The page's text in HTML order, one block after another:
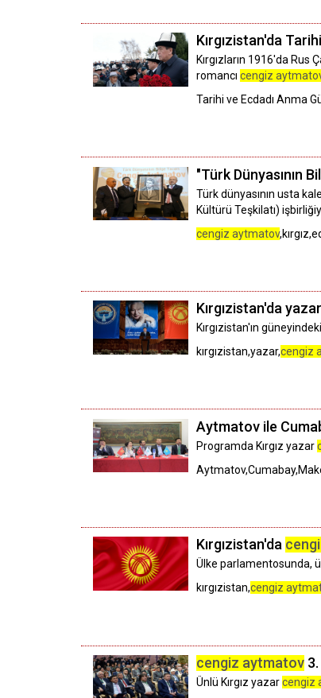
Kırgızistan'da
Kırgızların 1916'da Rus
romancı cengiz
Tarihi ve Ecdadı Anma
"Türk Dünyasının
Türk dünyasının usta
Kültürü Teşkilatı)
cengiz aytmatov
Kırgızistan'da yazar
Kırgızistan'ın
kırgızistan,yazar,cengiz
Aytmatov ile
Programda Kırgız yazar
Kırgızistan'da
Ülke parlamentosunda,
kırgızistan,cengiz
cengiz aytmatov
Ünlü Kırgız yazarcengiz